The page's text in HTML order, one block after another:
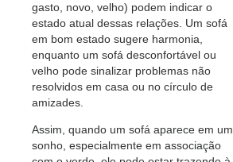
gasto, novo, velho) podem indicar o
estado atual dessas relações. Um sofá
em bom estado sugere harmonia,
enquanto um sofá desconfortável ou
velho pode sinalizar problemas não
resolvidos em casa ou no círculo de
amizades.
Assim, quando um sofá aparece em um
sonho, especialmente em associação